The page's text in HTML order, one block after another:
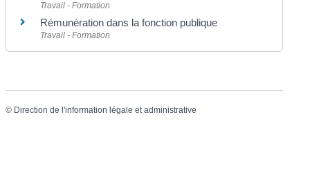
Travail - Formation
Rémunération dans la fonction publique
Travail - Formation
© Direction de l'information légale et administrative